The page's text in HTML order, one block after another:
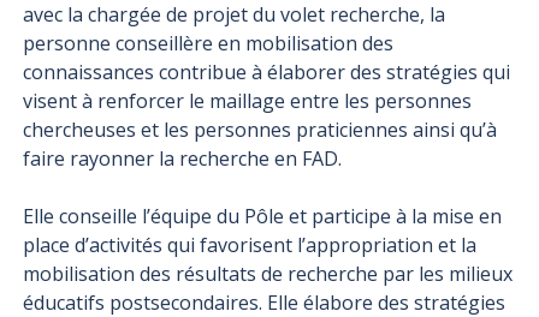
avec la chargée de projet du volet recherche, la
personne conseillère en mobilisation des
connaissances contribue à élaborer des stratégies qui
visent à renforcer le maillage entre les personnes
chercheuses et les personnes praticiennes ainsi qu’à
faire rayonner la recherche en FAD.
Elle conseille l’équipe du Pôle et participe à la mise en
place d’activités qui favorisent l’appropriation et la
mobilisation des résultats de recherche par les milieux
éducatifs postsecondaires. Elle élabore des stratégies